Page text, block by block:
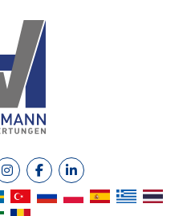
instagramfacebooklinkedin